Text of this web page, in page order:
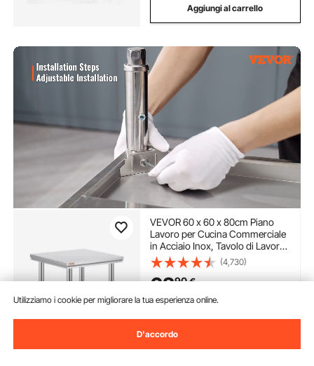
Aggiungi al carrello
VEVOR 60 x 60 x 80cm Piano
Lavoro per Cucina Commerciale
in Acciaio Inox, Tavolo di Lavoro
da Cucina 2 Piani Altezza
Regolabile, Tavolo da Lavoro per
Cucina Professionale in Acciaio
(4,730)
6290€
Ago. 13
Utilizziamo i cookie per migliorare la tua esperienza online.
D'accordo